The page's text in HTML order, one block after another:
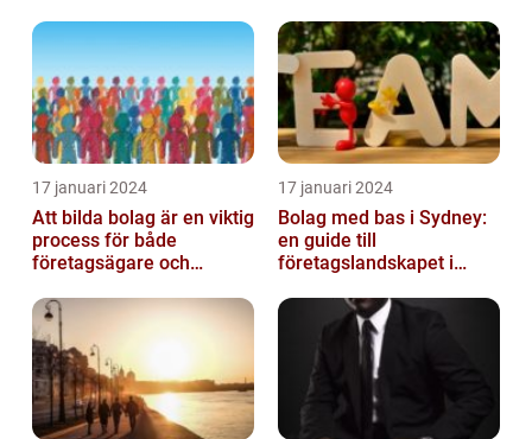
17 januari 2024
Att bilda bolag är en viktig
process för både
företagsägare och
etablera en ...
17 januari 2024
Bolag med bas i Sydney:
en guide till
företagslandskapet i
stad